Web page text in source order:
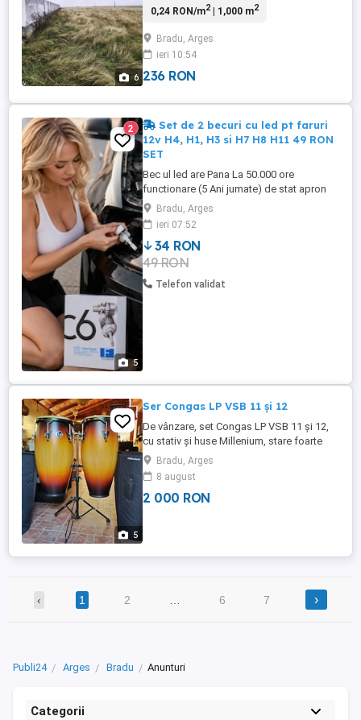
6
cu deschidere de 24 mp, utilitati in zona .
suprafata 1000 mp , deschidere 24m , pret
= 55 euro mp Parcela neingradita ,
suprafata 1000 mp , deschidere ...
0,24 RON/m2| 1,000 m2
Bradu, Arges
ieri 10:54
236 RON
5
2
Set de 2 becuri cu led pt faruri
12v H4, H1, H3 si H7 H8 H11 49 RON
SET
Bec ul led are Pana La 50.000 ore
functionare (5 Ani jumate) de stat apron
continuu. Si nu se scutura filamentul ca la
halogen. Set de 2 becuri LED pentru faruri
H4, H1 și H3 si H7. Costul este de 49 de
RON pentru setul complet. Becurile LED
sunt noi și de înaltă calitate, asigurând o
iluminare mai ...
Bradu, Arges
ieri 07:52
34 RON
49 RON
Telefon validat
5
Ser Congas LP VSB 11 și 12
De vânzare, set Congas LP VSB 11 și 12,
cu stativ și huse Millenium, stare foarte
bună. Se pot vedea în Pitești!
Bradu, Arges
8 august
2 000 RON
‹ 1 2 6 7 ›
Publi24 Arges Bradu Anunturi
Categorii